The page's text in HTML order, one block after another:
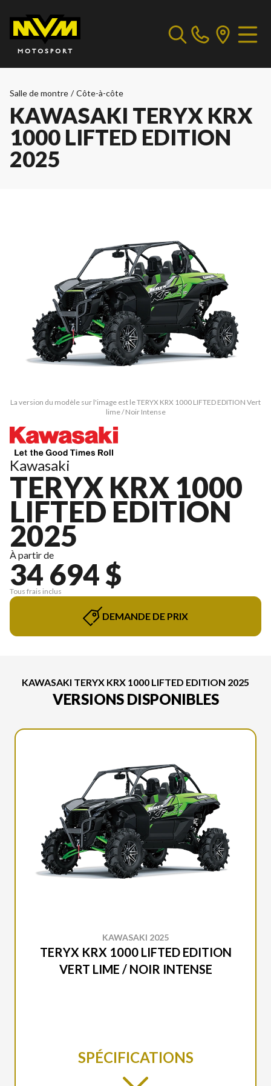
Salle de montre / Côte-à-côte
KAWASAKI TERYX KRX
1000 LIFTED EDITION
2025
La version du modèle sur l'image est le TERYX KRX 1000 LIFTED EDITION Vert
lime / Noir Intense
Kawasaki
TERYX KRX 1000
LIFTED EDITION
2025
À partir de
34 694 $
Tous frais inclus
DEMANDE DE PRIX
KAWASAKI TERYX KRX 1000 LIFTED EDITION 2025
VERSIONS DISPONIBLES
KAWASAKI 2025
TERYX KRX 1000 LIFTED EDITION
VERT LIME / NOIR INTENSE
SPÉCIFICATIONS